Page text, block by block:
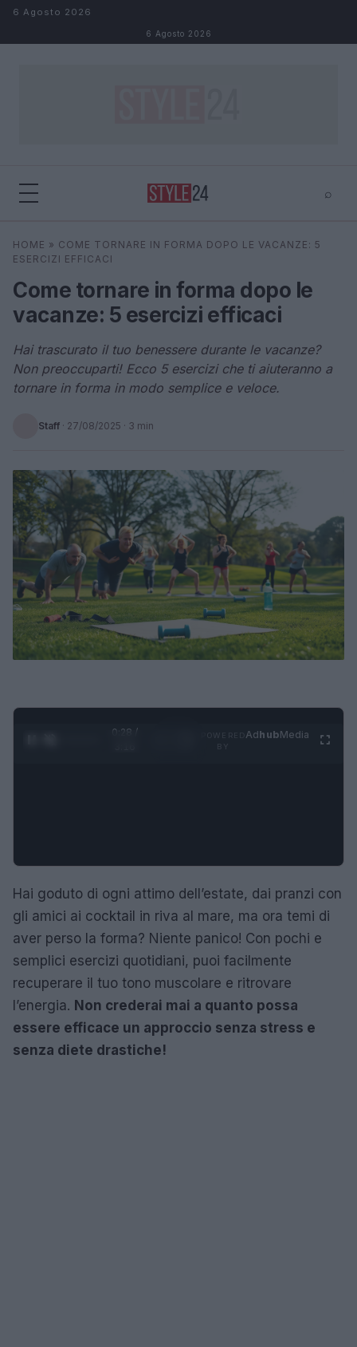
Salta al contenuto
6 Agosto 2026
6 Agosto 2026
⌕
Cerca ⌕
HOME » COME TORNARE IN FORMA DOPO LE VACANZE: 5
ESERCIZI EFFICACI
Come tornare in forma dopo le
vacanze: 5 esercizi efficaci
Hai trascurato il tuo benessere durante le vacanze?
Non preoccuparti! Ecco 5 esercizi che ti aiuteranno a
tornare in forma in modo semplice e veloce.
Staff · 27/08/2025 · 3 min
0:29 /
AdhubMedia
Hai goduto di ogni attimo dell’estate, dai pranzi con
gli amici ai cocktail in riva al mare, ma ora temi di
aver perso la forma? Niente panico! Con pochi e
semplici esercizi quotidiani, puoi facilmente
recuperare il tuo tono muscolare e ritrovare
l’energia. Non crederai mai a quanto possa
essere efficace un approccio senza stress e
senza diete drastiche!